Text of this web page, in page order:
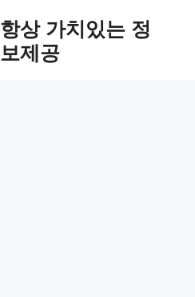
항상 가치있는 정
보제공